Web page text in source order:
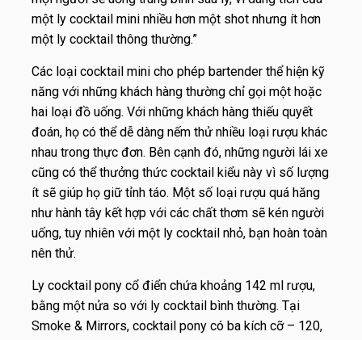
một ly cocktail mini nhiều hơn một shot nhưng ít hơn
một ly cocktail thông thường.”
Các loại cocktail mini cho phép bartender thể hiện kỹ
năng với những khách hàng thường chỉ gọi một hoặc
hai loại đồ uống. Với những khách hàng thiếu quyết
đoán, họ có thể dễ dàng nếm thử nhiều loại rượu khác
nhau trong thực đơn. Bên cạnh đó, những người lái xe
cũng có thể thưởng thức cocktail kiểu này vì số lượng
ít sẽ giúp họ giữ tỉnh táo. Một số loại rượu quá hăng
như hành tây kết hợp với các chất thơm sẽ kén người
uống, tuy nhiên với một ly cocktail nhỏ, bạn hoàn toàn
nên thử.
Ly cocktail pony cổ điển chứa khoảng 142 ml rượu,
bằng một nửa so với ly cocktail bình thường. Tại
Smoke & Mirrors, cocktail pony có ba kích cỡ – 120,